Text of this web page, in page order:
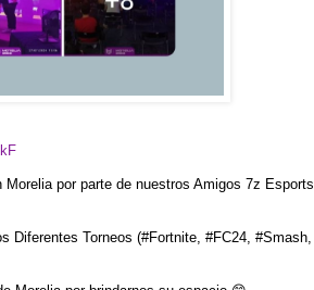
por parte de nuestros Amigos 7z Esports
Diferentes Torneos (#Fortnite, #FC24, #Smash,